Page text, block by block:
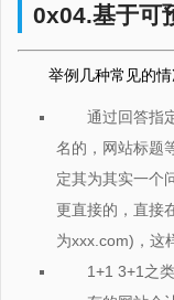
0x04.基于可
举例几种常见的
通过回答指
名的，网站标题
定其为其实一个
更直接的，直接
为xxx.com)，这
1+1 3+1之